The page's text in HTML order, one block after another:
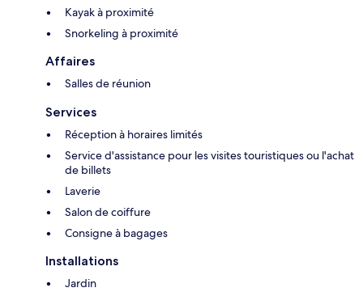
Kayak à proximité
Snorkeling à proximité
Affaires
Salles de réunion
Services
Réception à horaires limités
Service d'assistance pour les visites touristiques ou l'achat
de billets
Laverie
Salon de coiffure
Consigne à bagages
Installations
Jardin